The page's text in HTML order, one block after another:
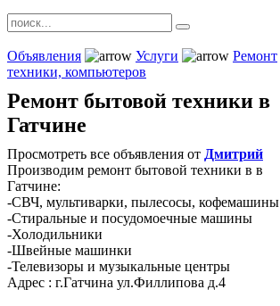
Объявления Услуги
Ремонт
техники, компьютеров
Ремонт бытовой техники в
Гатчине
Просмотреть все объявления от Дмитрий
Производим ремонт бытовой техники в в
Гатчине:
-СВЧ, мультиварки, пылесосы, кофемашины
-Стиральные и посудомоечные машины
-Холодильники
-Швейные машинки
-Телевизоры и музыкальные центры
Адрес : г.Гатчина ул.Филлипова д.4